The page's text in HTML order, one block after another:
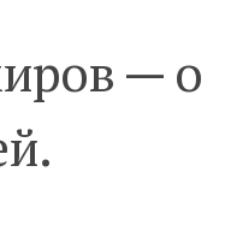
— о